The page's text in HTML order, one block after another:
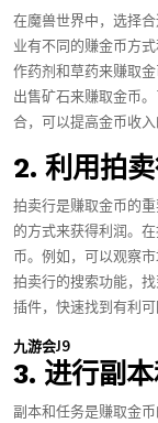
在魔兽世界中，选择
业有不同的赚金币方
作药剂和草药来赚取
出售矿石来赚取金币
合，可以提高金币收入
2. 利用拍
拍卖行是赚取金币的
的方式来获得利润。
币。例如，可以观察
拍卖行的搜索功能，
插件，快速找到有利可
九游会J9
3. 进行副
副本和任务是赚取金